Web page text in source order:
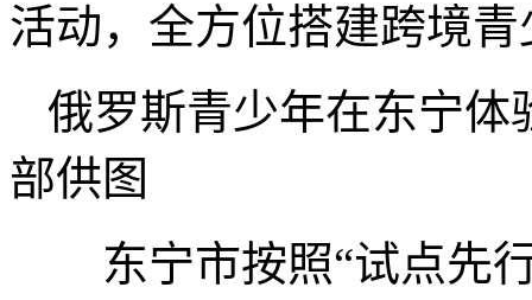
活动，全方位搭建跨境
俄罗斯青少年在东宁
部供图
东宁市按照“试点先行